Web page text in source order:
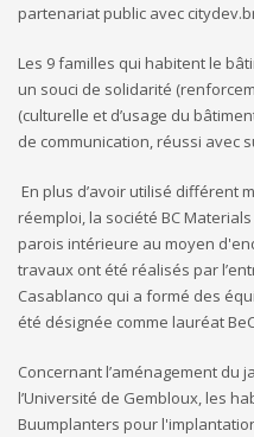
partenariat public avec
Les 9 familles qui habitent le
un souci de solidarité
(culturelle et d’usage du
de communication, réussi avec
En plus d’avoir utilisé différent
réemploi, la société BC
parois intérieure au moyen
travaux ont été réalisés par
Casablanco qui a formé des
été désignée comme lauréat
Concernant l’aménagement du
l’Université de Gembloux, les
Buumplanters pour